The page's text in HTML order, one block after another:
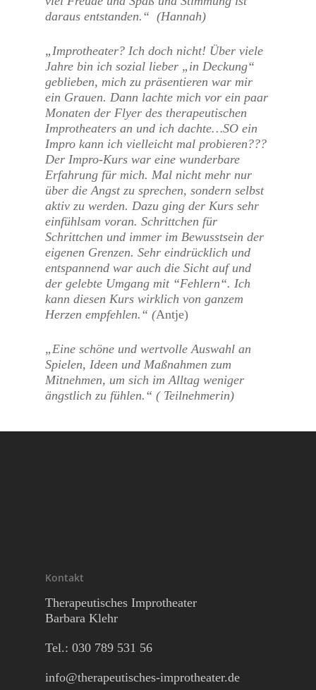
daraus entstanden.“ (Hannah)
„Improtheater? Ich doch nicht! Über viele
Jahre bin ich sozial lieber „in Deckung“
geblieben, mich zu präsentieren war mir
ein Grauen. Dann lachte mich vor ein paar
Monaten der Flyer des therapeutischen
Improtheaters an und ich dachte…SO ein
Impro kann ich vielleicht mal probieren???
Der Impro-Kurs war eine wunderbare
Erfahrung für mich. Mal nicht mehr nur
über die Angst zu sprechen, sondern selbst
aktiv zu werden. Dazu ging der Kurs sehr
einfühlsam voran. Schrittchen für
Schrittchen und immer im Bewusstsein der
eigenen Grenzen. Sehr eindrücklich und
entspannend war auch die Sicht auf und
der gelebte Umgang mit “Fehlern“. Ich
kann diesen Kurs wirklich von ganzem
Herzen empfehlen.“ (Antje)
„Eine schöne und wertvolle Auswahl an
Spielen, Ideen und Maßnahmen zum
Mitnehmen, um sich im Alltag weniger
ängstlich zu fühlen.“ ( Teilnehmerin)
Kontakt
Therapeutisches Improtheater
Barbara Klehr
Tel.: 030 789 531 56
info@therapeutisches-improtheater.de